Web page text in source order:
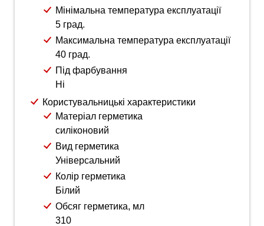
Мінімальна температура експлуатації
5 град.
Максимальна температура експлуатації
40 град.
Під фарбування
Ні
Користувальницькі характеристики
Матеріал герметика
силіконовий
Вид герметика
Універсальний
Колір герметика
Білий
Обсяг герметика, мл
310